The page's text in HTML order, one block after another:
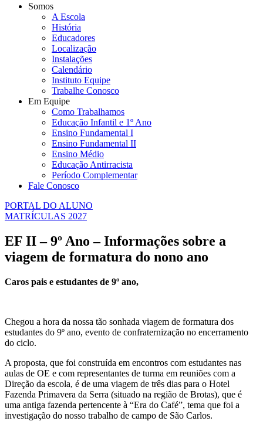
Somos
A Escola
História
Educadores
Localização
Instalações
Calendário
Instituto Equipe
Trabalhe Conosco
Em Equipe
Como Trabalhamos
Educação Infantil e 1º Ano
Ensino Fundamental I
Ensino Fundamental II
Ensino Médio
Educação Antirracista
Período Complementar
Fale Conosco
PORTAL DO ALUNO
MATRÍCULAS 2027
EF II – 9º Ano – Informações sobre a
viagem de formatura do nono ano
Caros pais e estudantes de 9º ano,
Chegou a hora da nossa tão sonhada viagem de formatura dos
estudantes do 9º ano, evento de confraternização no encerramento
do ciclo.
A proposta, que foi construída em encontros com estudantes nas
aulas de OE e com representantes de turma em reuniões com a
Direção da escola, é de uma viagem de três dias para o Hotel
Fazenda Primavera da Serra (situado na região de Brotas), que é
uma antiga fazenda pertencente à “Era do Café”, tema que foi a
investigação do nosso trabalho de campo de São Carlos.